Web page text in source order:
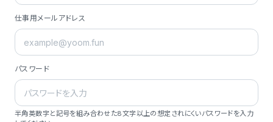
仕事用メールアドレス
パスワード
半角英数字と記号を組み合わせた8文字以上の想定されにくいパスワードを入力